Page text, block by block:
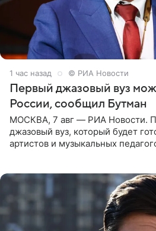
1 час назад © РИА Новости
Первый джазовый вуз
России, сообщил Бутман
МОСКВА, 7 авг — РИА Новости.
джазовый вуз, который будет
артистов и музыкальных